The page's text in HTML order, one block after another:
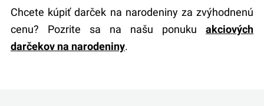
Chcete kúpiť darček na narodeniny za zvýhodnenú
cenu? Pozrite sa na našu ponukuakciových
darčekov na narodeniny.